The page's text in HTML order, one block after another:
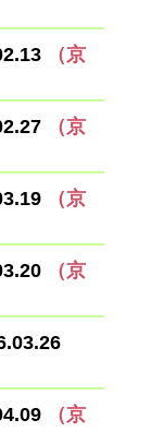
（京
（京
（京
（京
（京